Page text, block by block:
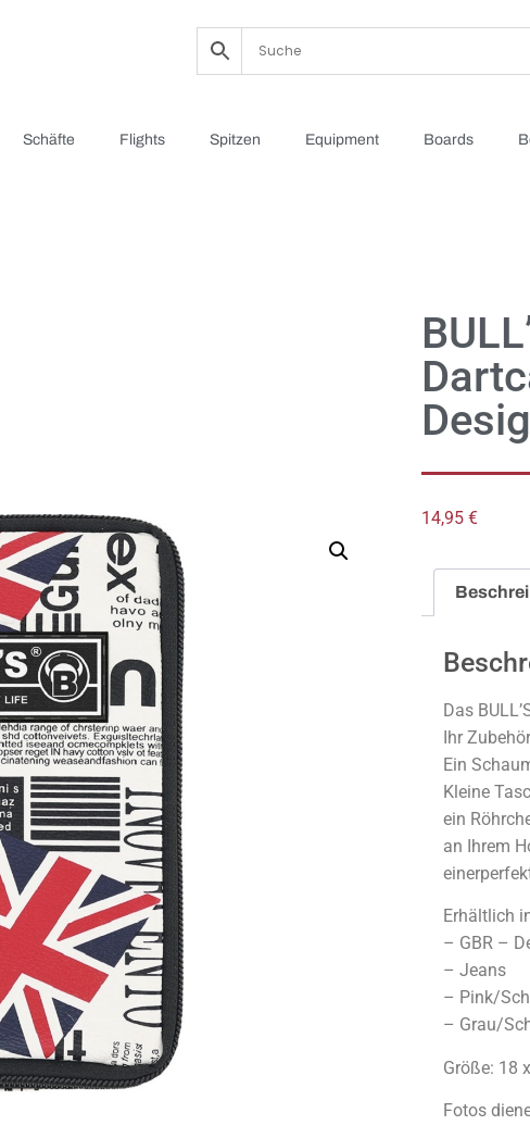
Schäfte Flights Spitzen Equipment Boards
14,95 €
Das
Ihr
Ein
Kleine
ein
an Ihrem
Erhältlich
– GBR –
– Jeans
– Pink/
– Grau/
Größe: 18
Fotos